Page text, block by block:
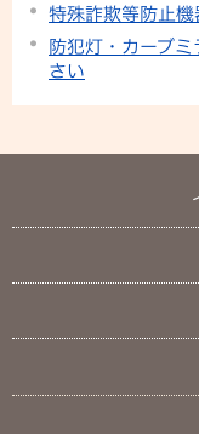
特殊詐欺等防止
防犯灯・カーブ
さい